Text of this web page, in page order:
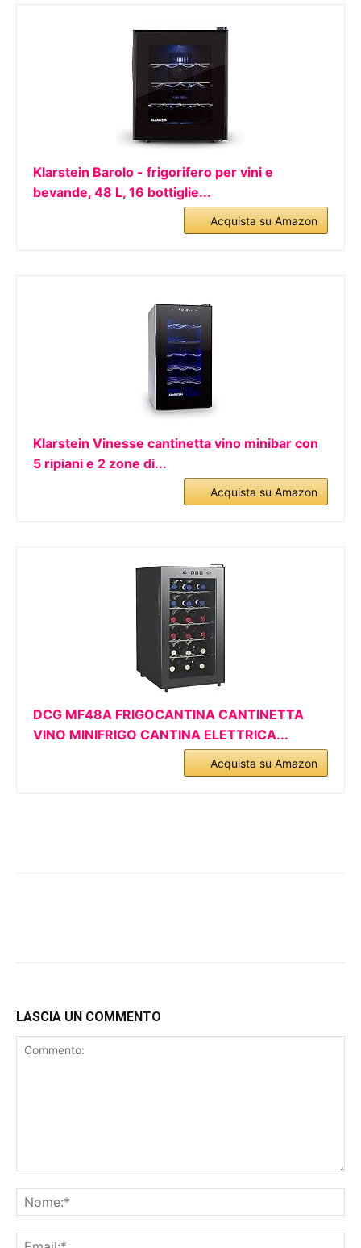
Klarstein Barolo - frigorifero per vini e
bevande, 48 L, 16 bottiglie...
Acquista su Amazon
Klarstein Vinesse cantinetta vino minibar con
5 ripiani e 2 zone di...
Acquista su Amazon
DCG MF48A FRIGOCANTINA CANTINETTA
VINO MINIFRIGO CANTINA ELETTRICA...
Acquista su Amazon
LASCIA UN COMMENTO